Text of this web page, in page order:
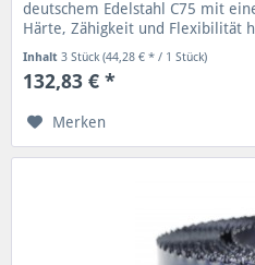
deutschem Edelstahl C75 mit
Härte, Zähigkeit und Flexibilität
Inhalt3 Stück(44,28 € * / 1 Stück)
132,83 € *
Merken